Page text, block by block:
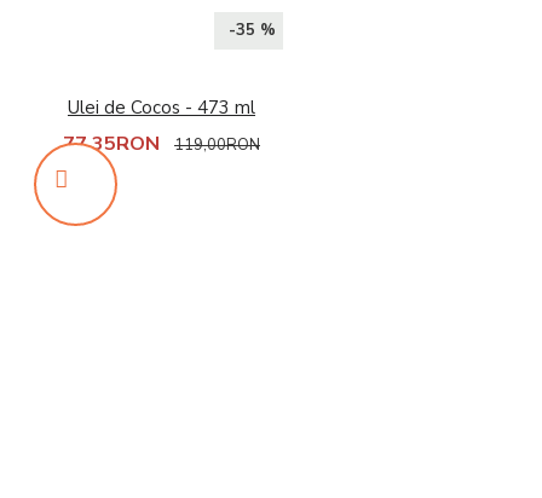
-35 %
Ulei de Cocos - 473 ml
77,35RON 119,00RON